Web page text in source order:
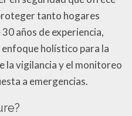
tanto hogares
años de experiencia,
holístico para la
la vigilancia y el monitoreo
a emergencias.